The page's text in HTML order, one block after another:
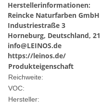
Herstellerinformationen:
Reincke Naturfarben GmbH
Industriestraße 3
Horneburg, Deutschland,
info@LEINOS.de
https://leinos.de/
Produkteigenschaft
Reichweite:
VOC:
Hersteller: